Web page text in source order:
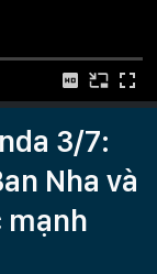
3/7:
Nha và
mạnh